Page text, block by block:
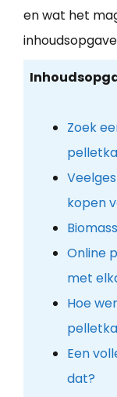
en wat het
Zoek
kopen
Online
met
Hoe
Een
dat?